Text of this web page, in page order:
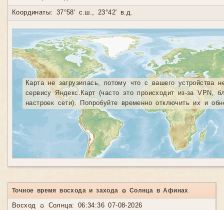
Координаты: 37°58′ с.ш., 23°42′ в.д.
Карта не загрузилась, потому что с вашего устройства
сервису Яндекс.Карт (часто это происходит из-за VPN,
настроек сети). Попробуйте временно отключить их и
Точное время восхода и захода ☼ Солнца в Афинах
Восход ☼ Солнца: 06:34:36 07-08-2026